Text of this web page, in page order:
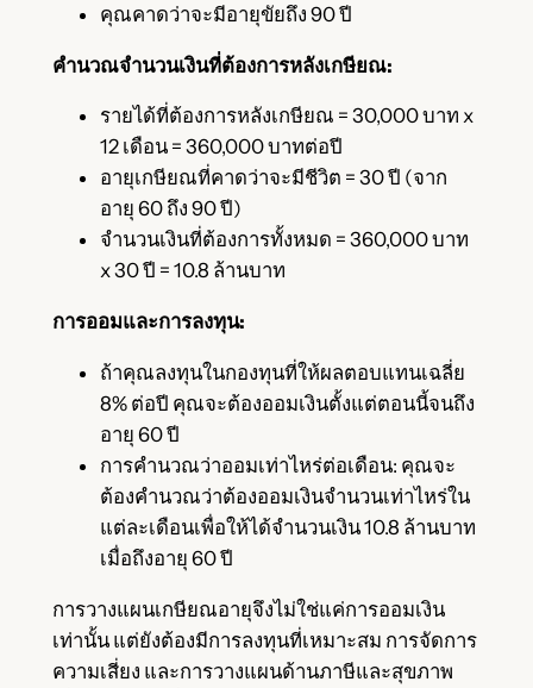
คุณคาดว่าจะมีอายุขัยถึง 90 ปี
คำนวณจำนวนเงินที่ต้องการหลังเกษียณ:
รายได้ที่ต้องการหลังเกษียณ = 30,000 บาท x
12 เดือน = 360,000 บาทต่อปี
อายุเกษียณที่คาดว่าจะมีชีวิต = 30 ปี (จาก
อายุ 60 ถึง 90 ปี)
จำนวนเงินที่ต้องการทั้งหมด = 360,000 บาท
x 30 ปี = 10.8 ล้านบาท
การออมและการลงทุน:
ถ้าคุณลงทุนในกองทุนที่ให้ผลตอบแทนเฉลี่ย
8% ต่อปี คุณจะต้องออมเงินตั้งแต่ตอนนี้จนถึง
อายุ 60 ปี
การคำนวณว่าออมเท่าไหร่ต่อเดือน: คุณจะ
ต้องคำนวณว่าต้องออมเงินจำนวนเท่าไหร่ใน
แต่ละเดือนเพื่อให้ได้จำนวนเงิน 10.8 ล้านบาท
เมื่อถึงอายุ 60 ปี
การวางแผนเกษียณอายุจึงไม่ใช่แค่การออมเงิน
เท่านั้น แต่ยังต้องมีการลงทุนที่เหมาะสม การจัดการ
ความเสี่ยง และการวางแผนด้านภาษีและสุขภาพ